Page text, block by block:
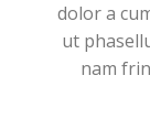
dolor a
ut
nam